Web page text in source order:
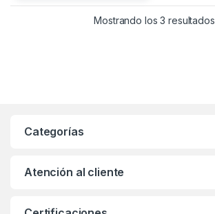
Mostrando los 3 resultados
Categorías
Atención al cliente